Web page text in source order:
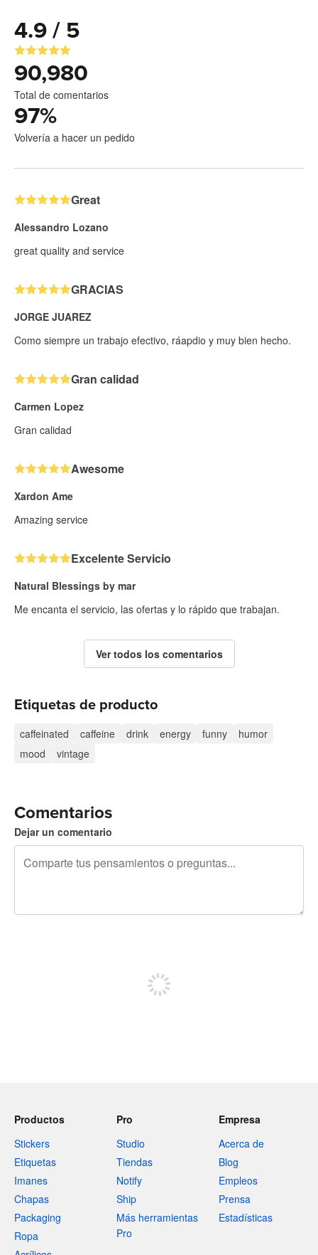
4.9 / 5
90,980
Total de comentarios
97%
Volvería a hacer un pedido
Great
Alessandro Lozano
great quality and service
GRACIAS
JORGE JUAREZ
Como siempre un trabajo efectivo, ráapdio y muy bien hecho.
Gran calidad
Carmen Lopez
Gran calidad
Awesome
Xardon Ame
Amazing service
Excelente Servicio
Natural Blessings by mar
Me encanta el servicio, las ofertas y lo rápido que trabajan.
Ver todos los comentarios
Etiquetas de producto
caffeinated caffeine drink energy funny
humor
mood
vintage
Comentarios
Dejar un comentario
Productos
Stickers
Etiquetas
Imanes
Chapas
Packaging
Ropa
Pro
Studio
Tiendas
Notify
Ship
Más herramientas
Pro
Empresa
Acerca de
Blog
Empleos
Prensa
Estadísticas